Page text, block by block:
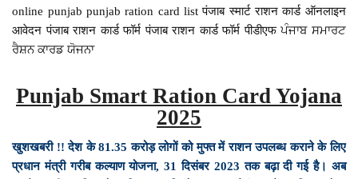
online punjab punjab ration card list पंजाब स्मार्ट राशन कार्ड ऑनलाइन
आवेदन पंजाब राशन कार्ड फॉर्म पंजाब राशन कार्ड फॉर्म पीडीएफ ਪੰਜਾਬ ਸਮਾਰਟ
ਰੈਸ਼ਨ ਕਾਰਡ ਯੋਜਨਾ
Punjab Smart Ration Card Yojana
2025
खुशखबरी !! देश के 81.35 करोड़ लोगों को मुफ्त में राशन उपलब्ध कराने के लिए
प्रधान मंत्री गरीब कल्याण योजना, 31 दिसंबर 2023 तक बढ़ा दी गई है। अब